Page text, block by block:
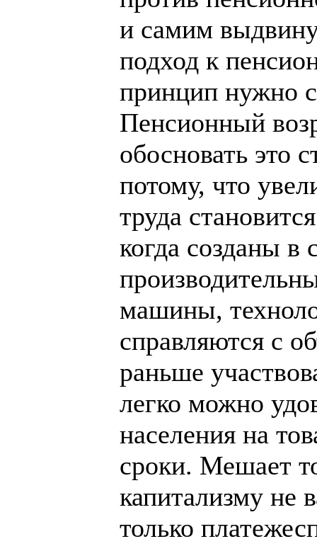
и самим
подход к
принцип нужно
Пенсионный
обосновать это
потому, что
труда
когда созданы
машины,
справляются с
раньше
легко можно
населения на
сроки. Мешает
капитализму
только